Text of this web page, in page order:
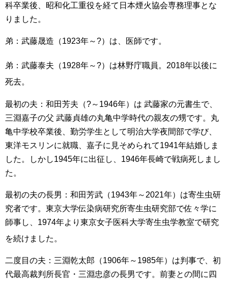
科卒業後、昭和化工重役を経て日本煙火協会専務理事とな
りました。
弟：武藤晟造（1923年～?）は、医師です。
弟：武藤泰夫（1928年～?）は林野庁職員 。2018年以後に
死去。
最初の夫：和田芳夫（?～1946年）は 武藤家の元書生で、
三淵嘉子の父 武藤貞雄の丸亀中学時代の親友の甥です。丸
亀中学校卒業後、勤労学生として明治大学夜間部で学び、
東洋モスリンに就職、嘉子に見そめられて1941年結婚しま
した。しかし1945年に出征し、1946年長崎で戦病死しまし
た。
最初の夫の長男：和田芳武（1943年～2021年）は寄生虫研
究者です。東京大学伝染病研究所寄生虫研究部で佐々学に
師事し、1974年より東京女子医科大学寄生虫学教室で研究
を続けました 。
二度目の夫：三淵乾太郎（1906年～1985年）は判事で、初
代最高裁判所長官・三淵忠彦の長男です。前妻との間に四